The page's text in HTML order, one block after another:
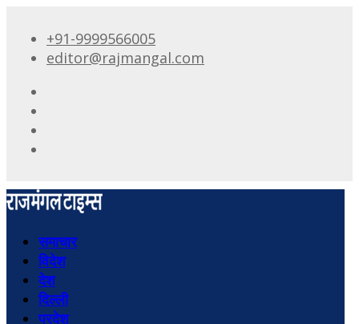
+91-9999566005
editor@rajmangal.com
समाचार
विदेश
देश
दिल्ली
प्रदेश